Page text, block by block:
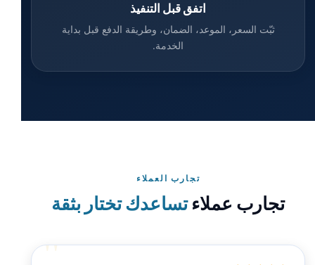
اتفق قبل التنفيذ
ثبّت السعر، الموعد، الضمان، وطريقة الدفع قبل بداية
الخدمة.
تجارب العملاء
تجارب عملاءتساعدك تختار بثقة